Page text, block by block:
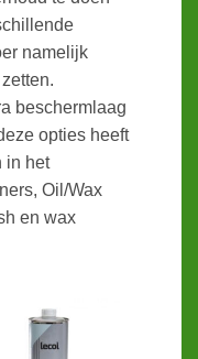
namelijk
beschermlaag
opties heeft
in het
Oil/Wax
en wax